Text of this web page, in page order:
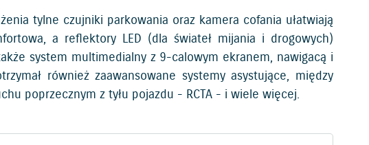
tylne czujniki parkowania oraz kamera cofania ułatwiają
a reflektory LED (dla świateł mijania i drogowych)
system multimedialny z 9-calowym ekranem, nawigacą i
również zaawansowane systemy asystujące, między
poprzecznym z tyłu pojazdu - RCTA - i wiele więcej.